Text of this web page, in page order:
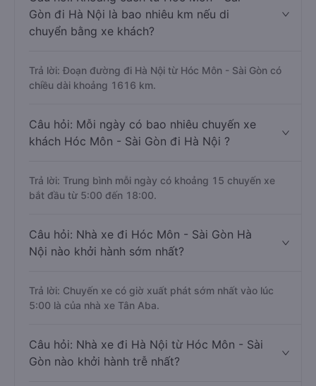
Gòn đi Hà Nội là bao nhiêu km nếu di
chuyển bằng xe khách?
Trả lời: Đoạn đường đi Hà Nội từ Hóc Môn - Sài Gòn có
chiều dài khoảng 1616 km.
Câu hỏi: Mỗi ngày có bao nhiêu chuyến xe
khách Hóc Môn - Sài Gòn đi Hà Nội ?
Trả lời: Trung bình mỗi ngày có khoảng 15 chuyến xe
bắt đầu từ 5:00 đến 18:00.
Câu hỏi: Nhà xe đi Hóc Môn - Sài Gòn Hà
Nội nào khởi hành sớm nhất?
Trả lời: Chuyến xe có giờ xuất phát sớm nhất vào lúc
5:00 là của nhà xe Tân Aba.
Câu hỏi: Nhà xe đi Hà Nội từ Hóc Môn - Sài
Gòn nào khởi hành trễ nhất?